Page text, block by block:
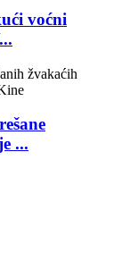
voćni
...